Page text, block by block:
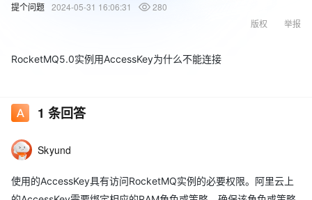
提个问题 2024-05-31 16:06:31
280
举报
版权
RocketMQ5.0实例用AccessKey为什么不能连接
1 条回答
Skyund
使用的AccessKey具有访问RocketMQ实例的必要权限。阿里云上